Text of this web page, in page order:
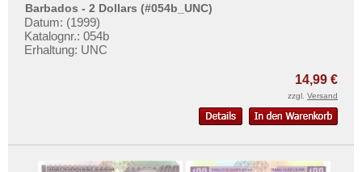
Barbados - 2 Dollars (#054b_UNC)
Datum: (1999)
Katalognr.: 054b
Erhaltung: UNC
14,99 €
zzgl. Versand